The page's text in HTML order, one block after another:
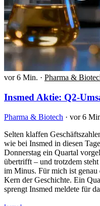
vor 6 Min. · Pharma &
Insmed Aktie: Q2-
Pharma & Biotech · vor 6
Selten klaffen
wie bei Insmed in diesen
Donnerstag ein Quartal
übertrifft – und trotzdem
im Minus. Für mich ist genau
Kern der Geschichte. Ein
sprengt Insmed meldete für